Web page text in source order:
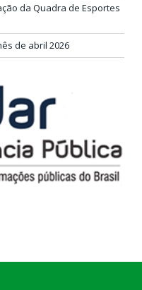
da Quadra de Esportes
de abril 2026